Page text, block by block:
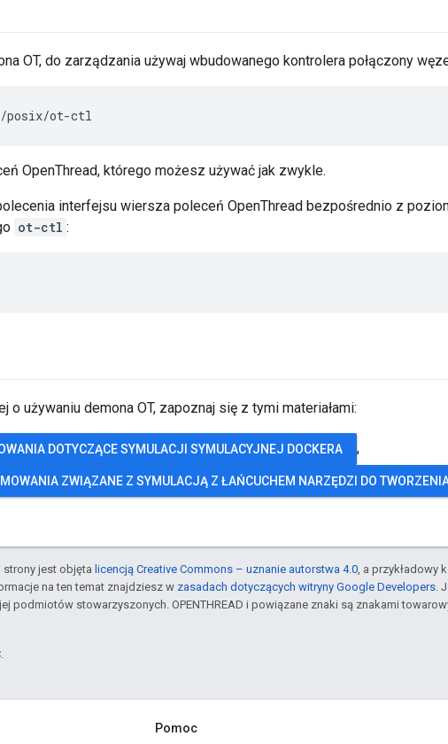
OT, do zarządzania używaj wbudowanego kontrolera połączony
posix/ot-ctl
OpenThread, którego możesz używać jak zwykle.
interfejsu wiersza poleceń OpenThread bezpośrednio z
ot-ctl :
używaniu demona OT, zapoznaj się z tymi materiałami:
DOTYCZĄCE SYMULACJI SYMULACYJNEJ DOCKERA ,
ZWIĄZANE Z SYMULACJĄ Z ŁAŃCUCHEM NARZĘDZI DO
strony jest objęta licencją Creative Commons – uznanie autorstwa 4.0 , a przykładowy
na ten temat znajdziesz w zasadach dotyczących witryny Google Developers .
podmiotów stowarzyszonych. OPENTHREAD i powiązane znaki są znakami
Pomoc